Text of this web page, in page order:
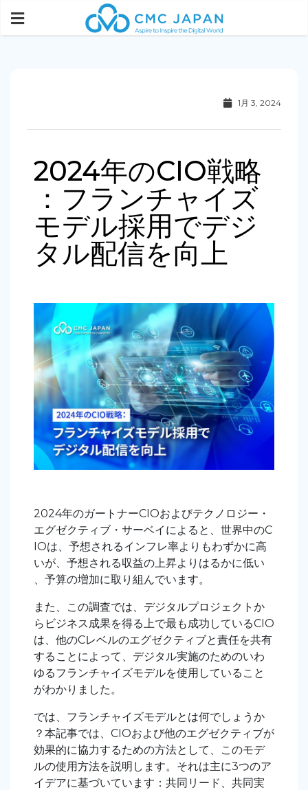
1月 3, 2024
2024年のCIO戦略
：フランチャイズ
モデル採用でデジ
タル配信を向上
2024年のガートナーCIOおよびテクノロジー・
エグゼクティブ・サーベイによると、世界中のC
IOは、予想されるインフレ率よりもわずかに高
いが、予想される収益の上昇よりはるかに低い
、予算の増加に取り組んでいます。
また、この調査では、デジタルプロジェクトか
らビジネス成果を得る上で最も成功しているCIO
は、他のCレベルのエグゼクティブと責任を共有
することによって、デジタル実施のためのいわ
ゆるフランチャイズモデルを使用していること
がわかりました。
では、フランチャイズモデルとは何でしょうか
？本記事では、CIOおよび他のエグゼクティブが
効果的に協力するための方法として、このモデ
ルの使用方法を説明します。それは主に3つのア
イデアに基づいています：共同リード、共同実